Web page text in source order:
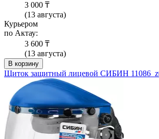
3 000 ₸
(13 августа)
Курьером
по Актау:
3 600 ₸
(13 августа)
В корзину
Щиток защитный лицевой СИБИН